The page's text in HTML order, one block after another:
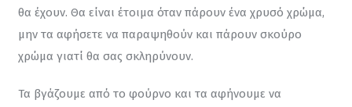
θα έχουν. Θα είναι έτοιμα όταν πάρουν ένα χρυσό χρώμα,
μην τα αφήσετε να παραψηθούν και πάρουν σκούρο
χρώμα γιατί θα σας σκληρύνουν.
Τα βγάζουμε από το φούρνο και τα αφήνουμε να